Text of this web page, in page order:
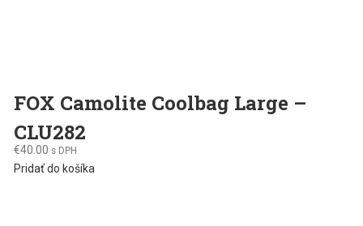
FOX Camolite Coolbag Large –
CLU282
€40.00 s DPH
Pridať do košíka